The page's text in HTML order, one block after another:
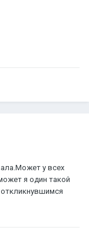
у всех
я один такой